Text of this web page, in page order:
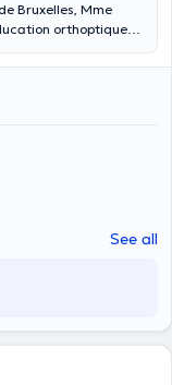
Bruxelles, Mme
orthoptique
visuelle, chez
les
See all